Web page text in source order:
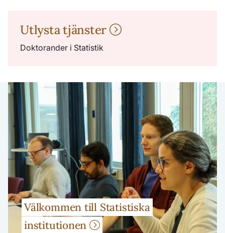
Utlysta tjänster
Doktorander i Statistik
Välkommen till Statistiska
institutionen